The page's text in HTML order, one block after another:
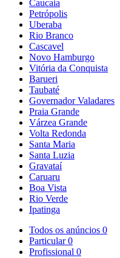
Caucaia
Petrópolis
Uberaba
Rio Branco
Cascavel
Novo Hamburgo
Vitória da Conquista
Barueri
Taubaté
Governador Valadares
Praia Grande
Várzea Grande
Volta Redonda
Santa Maria
Santa Luzia
Gravataí
Caruaru
Boa Vista
Rio Verde
Ipatinga
Todos os anúncios 0
Particular0
Profissional 0